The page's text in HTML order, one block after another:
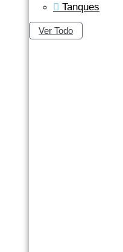
Tanques
Ver Todo